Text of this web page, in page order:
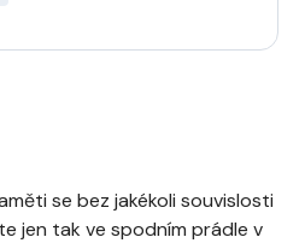
se bez jakékoli souvislosti
jen tak ve spodním prádle v